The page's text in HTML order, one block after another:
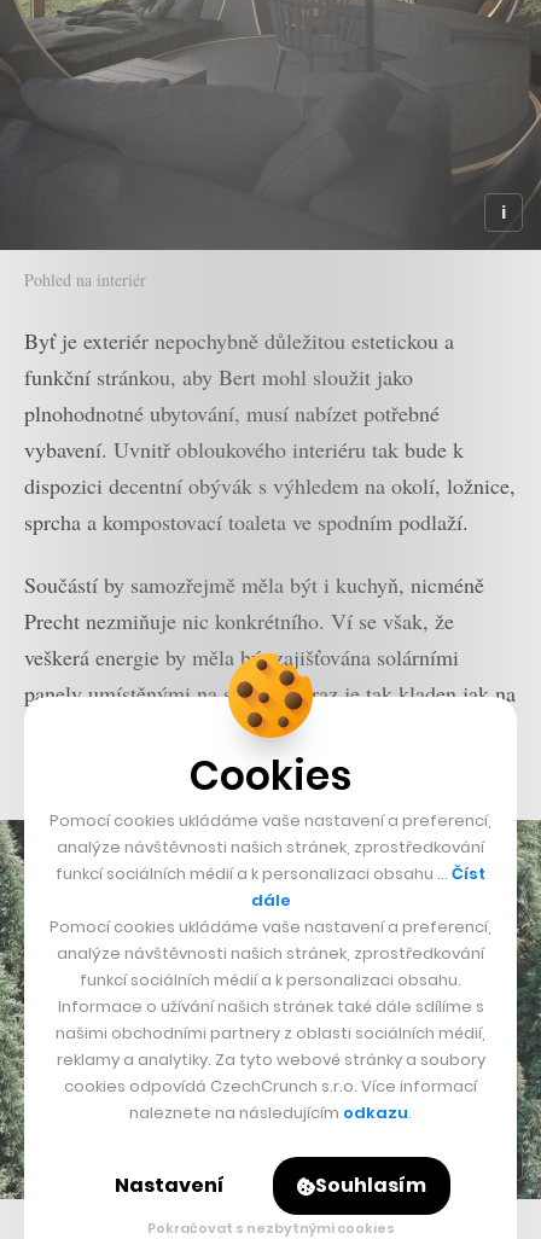
Pohled na interiér
Byť je exteriér nepochybně důležitou estetickou a
funkční stránkou, aby Bert mohl sloužit jako
plnohodnotné ubytování, musí nabízet potřebné
vybavení. Uvnitř obloukového interiéru tak bude k
dispozici decentní obývák s výhledem na okolí, ložnice,
sprcha a kompostovací toaleta ve spodním podlaží.
Součástí by samozřejmě měla být i kuchyň, nicméně
Precht nezmiňuje nic konkrétního. Ví se však, že
veškerá energie by měla být zajišťována solárními
panely umístěnými na střeše. Důraz je tak kladen jak na
komfort, který se má nést v tmavším barevném tónu
interiéru, tak na ekologii.Cookies
Pomocí cookies ukládáme vaše nastavení a preferencí,
analýze návštěvnosti našich stránek, zprostředkování
funkcí sociálních médií a k personalizaci obsahu … Číst
dále
Pomocí cookies ukládáme vaše nastavení a preferencí,
analýze návštěvnosti našich stránek, zprostředkování
funkcí sociálních médií a k personalizaci obsahu.
Informace o užívání našich stránek také dále sdílíme s
našimi obchodními partnery z oblasti sociálních médií,
reklamy a analytiky. Za tyto webové stránky a soubory
cookies odpovídá CzechCrunch s.r.o. Více informací
naleznete na následujícím odkazu.
Nastavení Souhlasím
Pokračovat s nezbytnými cookies